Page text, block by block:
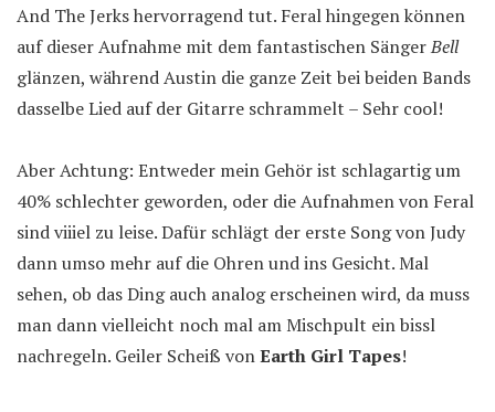
And The Jerks hervorragend tut. Feral hingegen können
auf dieser Aufnahme mit dem fantastischen SängerBell
glänzen, während Austin die ganze Zeit bei beiden Bands
dasselbe Lied auf der Gitarre schrammelt – Sehr cool!
Aber Achtung: Entweder mein Gehör ist schlagartig um
40% schlechter geworden, oder die Aufnahmen von Feral
sind viiiel zu leise. Dafür schlägt der erste Song von Judy
dann umso mehr auf die Ohren und ins Gesicht. Mal
sehen, ob das Ding auch analog erscheinen wird, da muss
man dann vielleicht noch mal am Mischpult ein bissl
nachregeln. Geiler Scheiß vonEarth Girl Tapes!